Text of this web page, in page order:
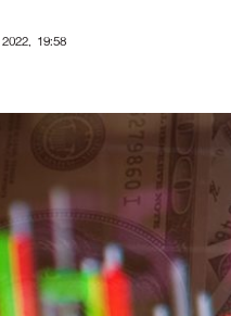
19:58